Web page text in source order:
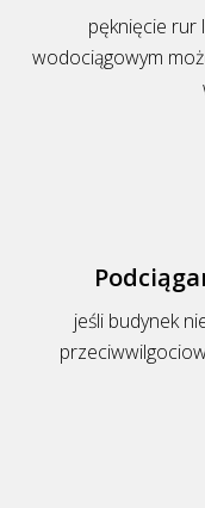
pęknięcie rur
wodociągowym
jeśli budynek